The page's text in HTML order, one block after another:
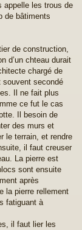
appelle les trous de
de bâtiments
de construction,
d’un chteau durait
chargé de
secondé
Il ne fait plus
ce fut le cas
Il besoin de
des murs et
le terrain, et rendre
il faut creuser
La pierre est
sont ensuite
après
la pierre rellement
fatiguant à
il faut lier les